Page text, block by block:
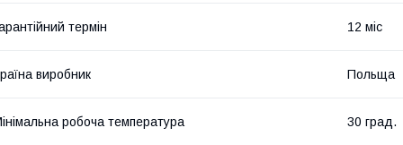
термін 12 міс
виробник Польща
робоча температура 30 град.